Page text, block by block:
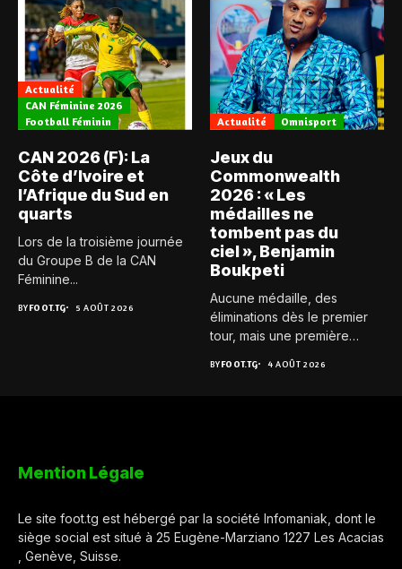
Actualité
CAN Féminine 2026
Football Féminin
CAN 2026 (F): La
Côte d’Ivoire et
l’Afrique du Sud en
quarts
Lors de la troisième journée
du Groupe B de la CAN
Féminine...
BYFOOT.TG 5 AOÛT 2026
Actualité Omnisport
Jeux du
Commonwealth
2026 : « Les
médailles ne
tombent pas du
ciel », Benjamin
Boukpeti
Aucune médaille, des
éliminations dès le premier
tour, mais une première
BYFOOT.TG 4 AOÛT 2026
Mention Légale
Le site foot.tg est hébergé par la société Infomaniak, dont le
siège social est situé à 25 Eugène-Marziano 1227 Les Acacias
, Genève, Suisse.